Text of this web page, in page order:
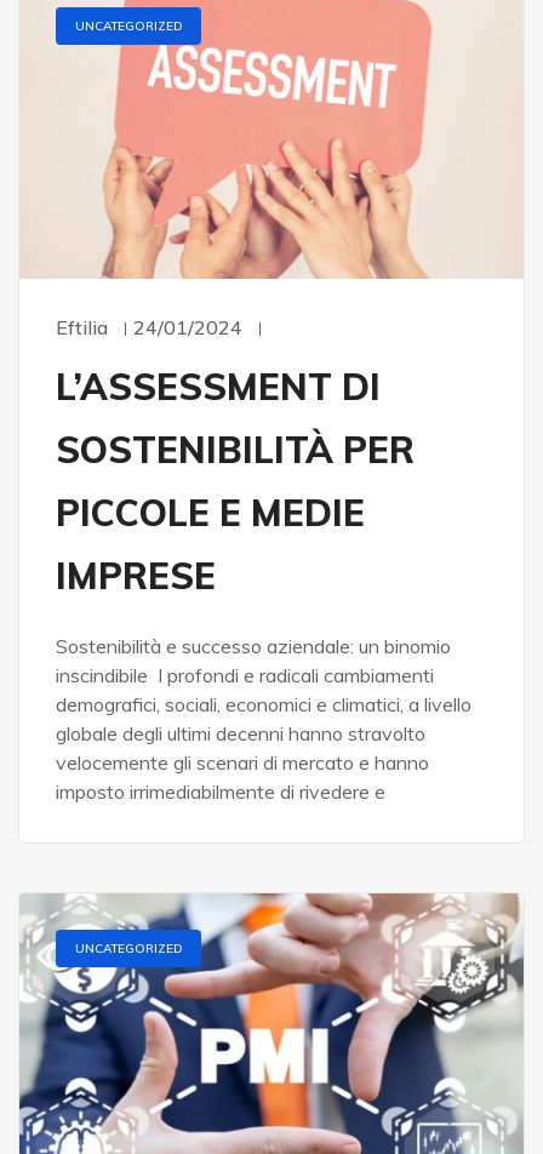
UNCATEGORIZED
Eftilia 24/01/2024
L’ASSESSMENT DI
SOSTENIBILITÀ PER
PICCOLE E MEDIE
IMPRESE
Sostenibilità e successo aziendale: un binomio
inscindibile I profondi e radicali cambiamenti
demografici, sociali, economici e climatici, a livello
globale degli ultimi decenni hanno stravolto
velocemente gli scenari di mercato e hanno
imposto irrimediabilmente di rivedere e
UNCATEGORIZED